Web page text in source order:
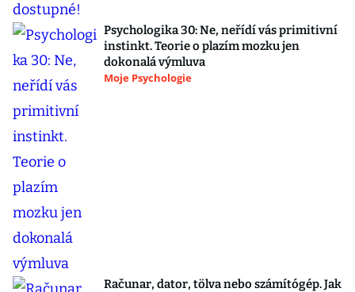
Psychologika 30: Ne, neřídí vás primitivní
instinkt. Teorie o plazím mozku jen
dokonalá výmluva
Moje Psychologie
Računar, dator, tölva nebo számítógép. Jak